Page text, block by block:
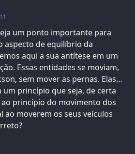
um ponto importante para
aspecto de equilíbrio da
aqui a sua antítese em um
Essas entidades se moviam,
sem mover as pernas. Elas…
um princípio que seja, de certa
princípio do movimento dos
ao moverem os seus veículos